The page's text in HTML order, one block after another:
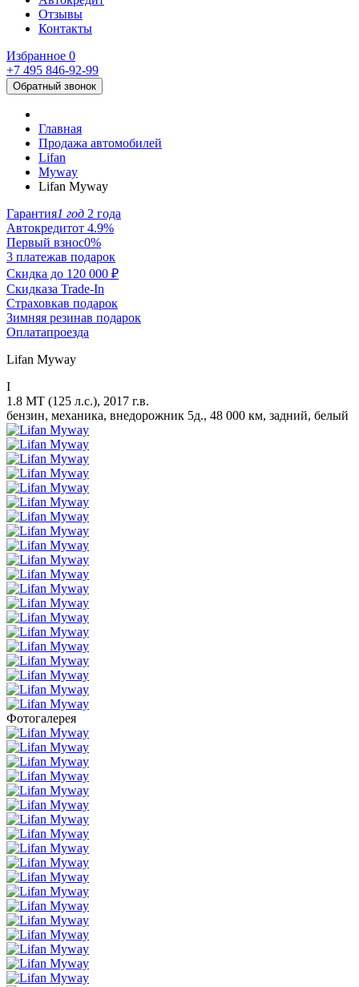
Отзывы
Контакты
Избранное 0
+7 495 846-92-99
Обратный звонок
Главная
Продажа автомобилей
Lifan
Myway
Lifan Myway
Гарантия1 год 2 года
Автокредитот 4.9%
Первый взнос0%
3 платежав подарок
Скидка до 120 000 ₽
Скидказа Trade-In
Страховкав подарок
Зимняя резинав подарок
Оплатапроезда
Lifan Myway
I
1.8 MT (125 л.с.), 2017 г.в.
бензин, механика, внедорожник 5д., 48 000 км, задний, белый
Фотогалерея